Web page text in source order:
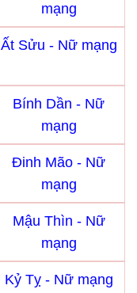
mạng
Ất Sửu - Nữ mạng
Bính Dần - Nữ
mạng
Đinh Mão - Nữ
mạng
Mậu Thìn - Nữ
mạng
Kỷ Tỵ - Nữ mạng